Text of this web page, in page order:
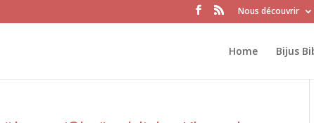
Nous découvrir
Home Bijus